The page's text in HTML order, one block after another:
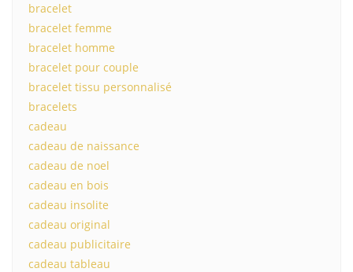
bracelet
bracelet femme
bracelet homme
bracelet pour couple
bracelet tissu personnalisé
bracelets
cadeau
cadeau de naissance
cadeau de noel
cadeau en bois
cadeau insolite
cadeau original
cadeau publicitaire
cadeau tableau